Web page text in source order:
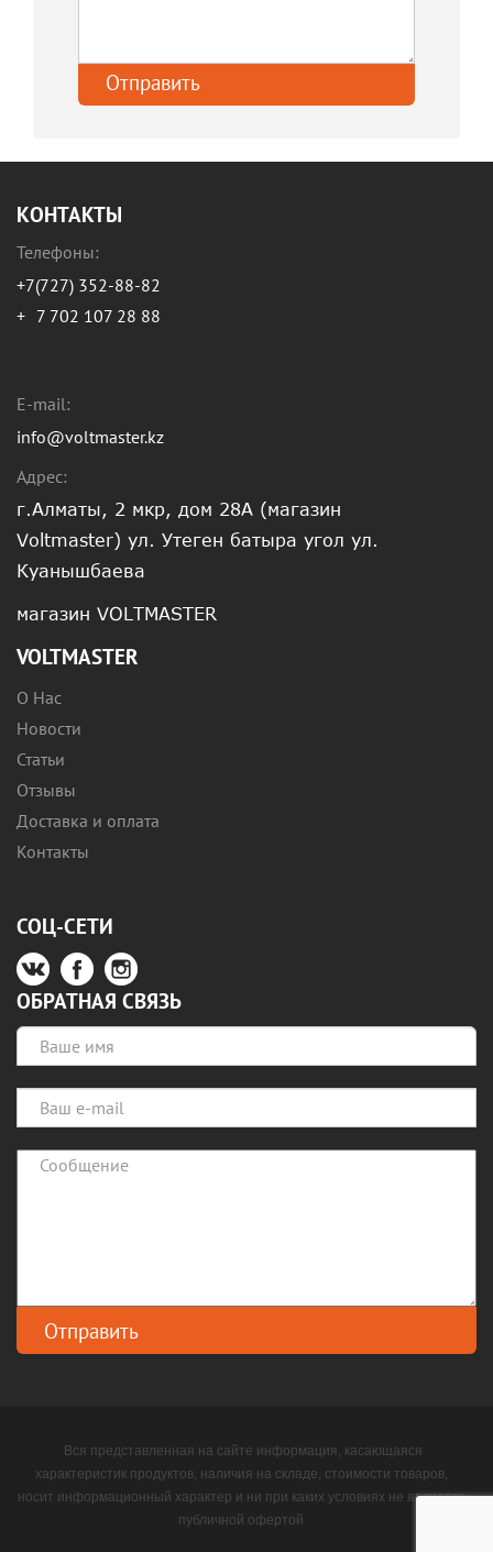
КОНТАКТЫ
Телефоны:
+7(727) 352-88-82
+ 7 702 107 28 88
E-mail:
info@voltmaster.kz
Адрес:
г.Алматы, 2 мкр, дом 28А (магазин
Voltmaster) ул. Утеген батыра угол ул.
Куанышбаева
магазин VOLTMASTER
VOLTMASTER
О Нас
Новости
Статьи
Отзывы
Доставка и оплата
Контакты
СОЦ-СЕТИ
ОБРАТНАЯ СВЯЗЬ
Вся представленная на сайте информация, касающаяся
характеристик продуктов, наличия на складе, стоимости товаров,
носит информационный характер и ни при каких условиях не является
публичной офертой